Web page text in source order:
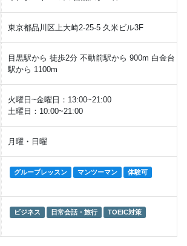
東京都品川区上大崎2-25-5 久米ビル3F
目黒駅から 徒歩2分 不動前駅から 900m 白金台
駅から 1100m
火曜日~金曜日：13:00~21:00
土曜日：10:00~21:00
月曜・日曜
グループレッスン マンツーマン 体験可
ビジネス 日常会話・旅行 TOEIC対策